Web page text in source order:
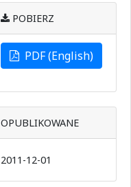
POBIERZ
PDF (English)
OPUBLIKOWANE
2011-12-01